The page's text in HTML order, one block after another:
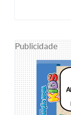
Publicidade